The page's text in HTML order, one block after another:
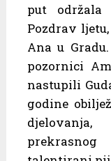
put
Pozdrav
Ana u
pozornici
nastupili
godine